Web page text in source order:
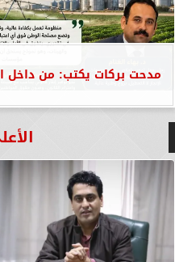
مدحت بركات يكتب: من داخل